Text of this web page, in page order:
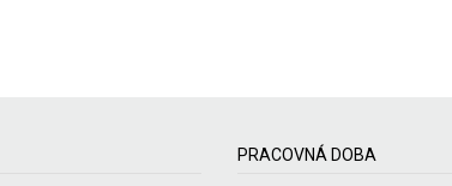
PRACOVNÁ DOBA